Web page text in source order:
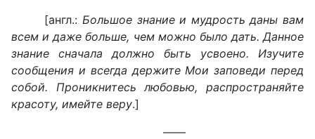
[англ.: Большое знание и мудрость даны вам
всем и даже больше, чем можно было дать. Данное
знание сначала должно быть усвоено. Изучите
сообщения и всегда держите Мои заповеди перед
собой. Проникнитесь любовью, распространяйте
красоту, имейте веру.]
——